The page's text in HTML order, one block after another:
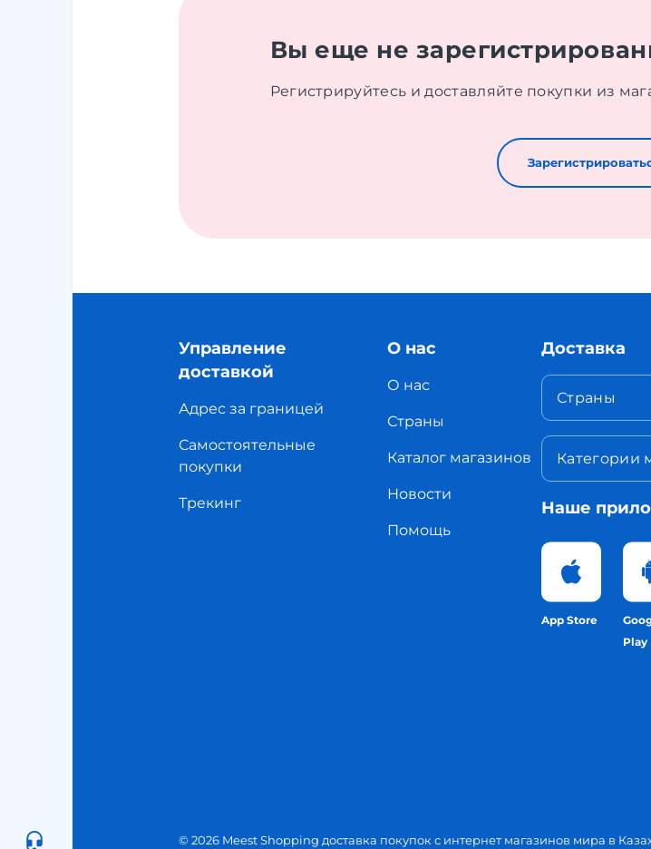
Вы еще не
Регистрируйтесь и доставляйте покупки из
Управление
доставкой
Адрес за границей
Самостоятельные
покупки
Трекинг
О нас
О нас
Страны
Каталог магазинов
Новости
Помощь
Доставка
Страны
Категории
Наше
App Store
Play
© 2026 Meest Shopping доставка покупок с интернет магазинов мира в